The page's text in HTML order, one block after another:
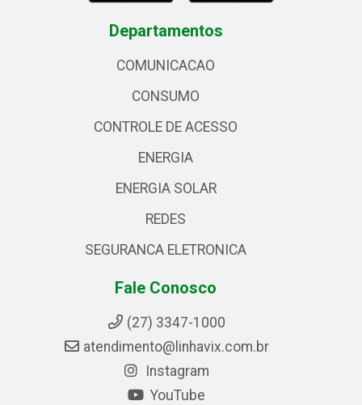
Departamentos
COMUNICACAO
CONSUMO
CONTROLE DE ACESSO
ENERGIA
ENERGIA SOLAR
REDES
SEGURANCA ELETRONICA
Fale Conosco
(27) 3347-1000
atendimento@linhavix.com.br
Instagram
YouTube